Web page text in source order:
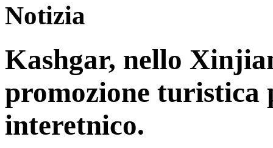
Notizia
Kashgar, nello
promozione turistica
interetnico.